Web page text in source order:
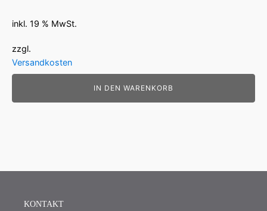
inkl. 19 % MwSt.
zzgl.
Versandkosten
IN DEN WARENKORB
KONTAKT